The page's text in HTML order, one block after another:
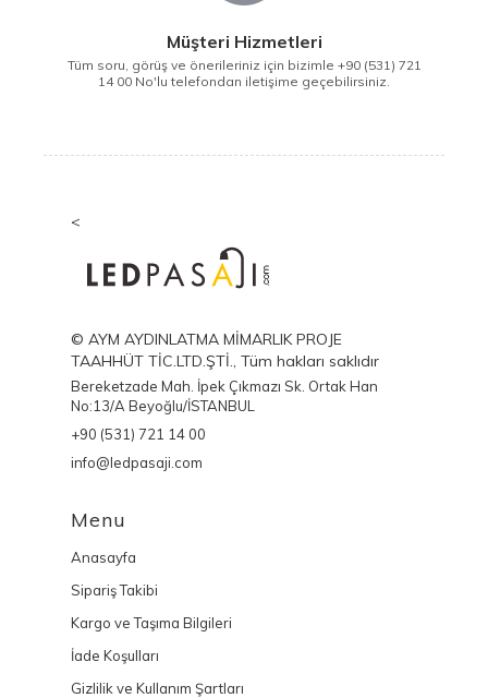
Müşteri Hizmetleri
Tüm soru, görüş ve önerileriniz için bizimle +90 (531) 721
14 00 No'lu telefondan iletişime geçebilirsiniz.
<
© AYM AYDINLATMA MİMARLIK PROJE
TAAHHÜT TİC.LTD.ŞTİ., Tüm hakları saklıdır
Bereketzade Mah. İpek Çıkmazı Sk. Ortak Han
No:13/A Beyoğlu/İSTANBUL
+90 (531) 721 14 00
info@ledpasaji.com
Menu
Anasayfa
Sipariş Takibi
Kargo ve Taşıma Bilgileri
İade Koşulları
Gizlilik ve Kullanım Şartları